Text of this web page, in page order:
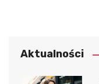
Aktualności